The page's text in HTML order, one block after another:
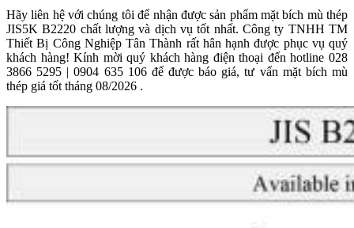
Hãy liên hệ với chúng tôi để nhận được sản phẩm mặt bích mù thép
JIS5K B2220 chất lượng và dịch vụ tốt nhất. Công ty TNHH TM
Thiết Bị Công Nghiệp Tân Thành rất hân hạnh được phục vụ quý
khách hàng! Kính mời quý khách hàng điện thoại đến hotline 028
3866 5295 | 0904 635 106 để được báo giá, tư vấn mặt bích mù
thép giá tốt tháng 08/2026 .